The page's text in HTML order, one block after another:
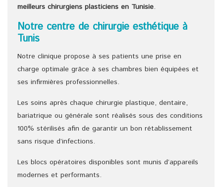
meilleurs chirurgiens plasticiens en Tunisie.
Notre centre de chirurgie esthétique à
Tunis
Notre clinique propose à ses patients une prise en
charge optimale grâce à ses chambres bien équipées et
ses infirmières professionnelles.
Les soins après chaque chirurgie plastique, dentaire,
bariatrique ou générale sont réalisés sous des conditions
100% stérilisés afin de garantir un bon rétablissement
sans risque d’infections.
Les blocs opératoires disponibles sont munis d’appareils
modernes et performants.